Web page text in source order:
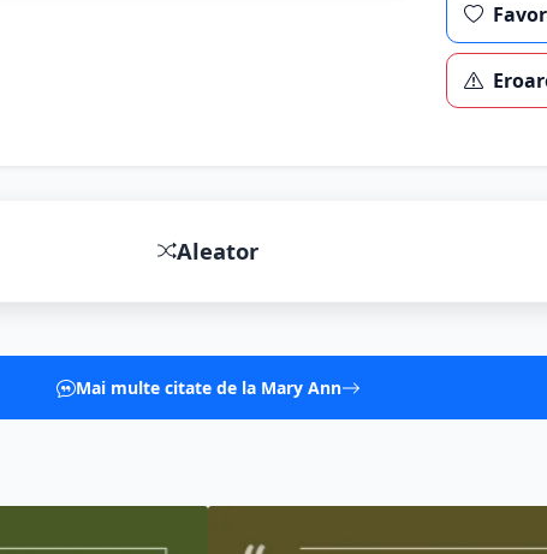
Aleator
Mai multe citate de la Mary Ann